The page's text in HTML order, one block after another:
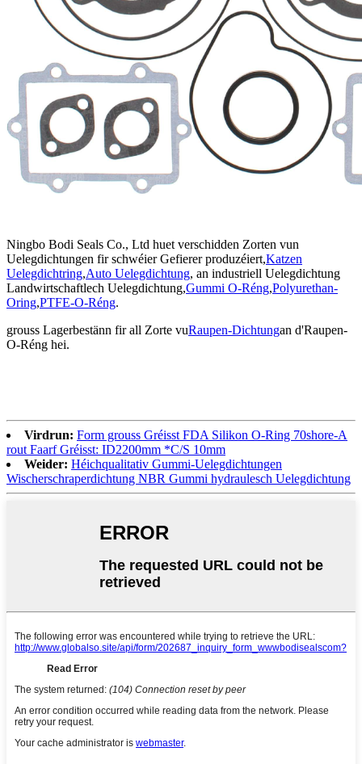
Ningbo Bodi Seals Co., Ltd huet verschidden Zorten vun
Uelegdichtungen fir schwéier Gefierer produzéiert,Katzen
Uelegdichtring,Auto Uelegdichtung, an industriell Uelegdichtung
Landwirtschaftlech Uelegdichtung,Gummi O-Réng,Polyurethan-
Oring,PTFE-O-Réng.
grouss Lagerbestänn fir all Zorte vuRaupen-Dichtungan d'Raupen-
O-Réng hei.
Virdrun: Form grouss Gréisst FDA Silikon O-Ring 70shore-A
rout Faarf Gréisst: ID2200mm *C/S 10mm
Weider: Héichqualitativ Gummi-Uelegdichtungen
Wischerschraperdichtung NBR Gummi hydraulesch Uelegdichtung